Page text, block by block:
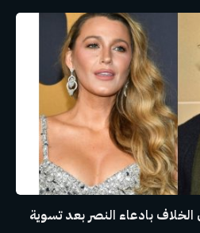
بادعاء النصر بعد تسوية